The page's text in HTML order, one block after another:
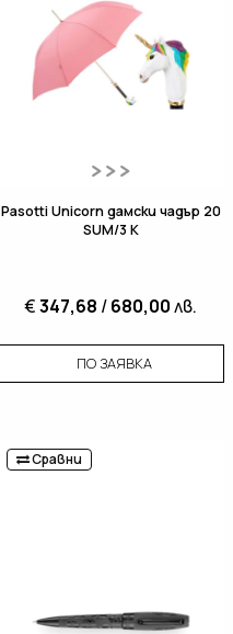
Pasotti Unicorn дамски чадър 20
SUM/3 K
€347,68 /680,00лв.
ПО ЗАЯВКА
Сравни